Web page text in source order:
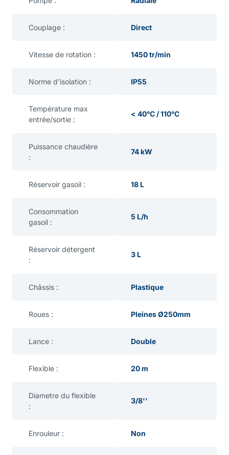
Couplage : Direct
Vitesse de rotation : 1450 tr/min
Norme d'isolation : IP55
Température max
entrée/sortie :
< 40°C / 110°C
Puissance chaudière
:
74 kW
Réservoir gasoil : 18 L
Consommation
gasoil :
5 L/h
Réservoir détergent
:
3 L
Châssis : Plastique
Roues : Pleines Ø250mm
Lance : Double
Flexible : 20 m
Diametre du flexible
:
3/8''
Enrouleur : Non